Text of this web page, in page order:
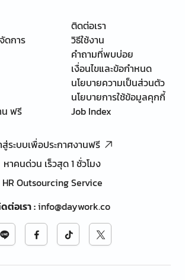
ดการ
น ฟรี
ติดต่อเรา
วิธีใช้งาน
คำถามที่พบบ่อย
เงื่อนไขและข้อกำหนด
นโยบายความเป็นส่วนตัว
นโยบายการใช้ข้อมูลคุกกี้
Job Index
สู่ระบบเพื่อประกาศงานฟรี
หาคนด่วน เร็วสุด 1 ชั่วโมง
HR Outsourcing Service
ต่อเรา:info@daywork.co